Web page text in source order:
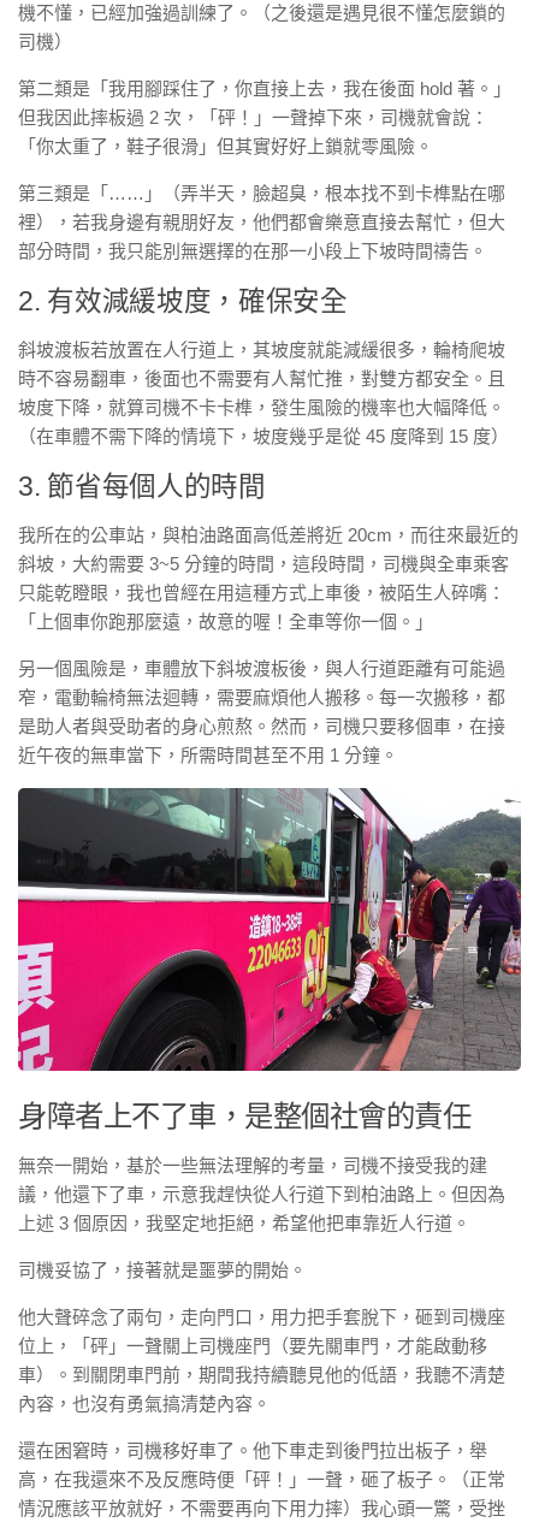
機不懂，已經加強過訓練了。（之後還是遇見很不懂怎麼鎖的
司機）
第二類是「我用腳踩住了，你直接上去，我在後面 hold 著。」
但我因此摔板過 2 次，「砰！」一聲掉下來，司機就會說：
「你太重了，鞋子很滑」但其實好好上鎖就零風險。
第三類是「……」（弄半天，臉超臭，根本找不到卡榫點在哪
裡），若我身邊有親朋好友，他們都會樂意直接去幫忙，但大
部分時間，我只能別無選擇的在那一小段上下坡時間禱告。
2. 有效減緩坡度，確保安全
斜坡渡板若放置在人行道上，其坡度就能減緩很多，輪椅爬坡
時不容易翻車，後面也不需要有人幫忙推，對雙方都安全。且
坡度下降，就算司機不卡卡榫，發生風險的機率也大幅降低。
（在車體不需下降的情境下，坡度幾乎是從 45 度降到 15 度）
3. 節省每個人的時間
我所在的公車站，與柏油路面高低差將近 20cm，而往來最近的
斜坡，大約需要 3~5 分鐘的時間，這段時間，司機與全車乘客
只能乾瞪眼，我也曾經在用這種方式上車後，被陌生人碎嘴：
「上個車你跑那麼遠，故意的喔！全車等你一個。」
另一個風險是，車體放下斜坡渡板後，與人行道距離有可能過
窄，電動輪椅無法迴轉，需要麻煩他人搬移。每一次搬移，都
是助人者與受助者的身心煎熬。然而，司機只要移個車，在接
近午夜的無車當下，所需時間甚至不用 1 分鐘。
身障者上不了車，是整個社會的責任
無奈一開始，基於一些無法理解的考量，司機不接受我的建
議，他還下了車，示意我趕快從人行道下到柏油路上。但因為
上述 3 個原因，我堅定地拒絕，希望他把車靠近人行道。
司機妥協了，接著就是噩夢的開始。
他大聲碎念了兩句，走向門口，用力把手套脫下，砸到司機座
位上，「砰」一聲關上司機座門（要先關車門，才能啟動移
車）。到關閉車門前，期間我持續聽見他的低語，我聽不清楚
內容，也沒有勇氣搞清楚內容。
還在困窘時，司機移好車了。他下車走到後門拉出板子，舉
高，在我還來不及反應時便「砰！」一聲，砸了板子。（正常
情況應該平放就好，不需要再向下用力摔）我心頭一驚，受挫